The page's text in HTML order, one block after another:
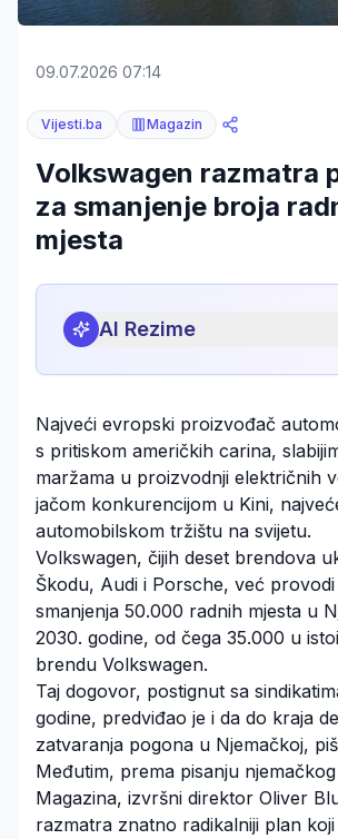
09.07.2026 07:14
Vijesti.ba Magazin
Volkswagen razmatra
za smanjenje broja
mjesta
AI Rezime
Najveći evropski proizvođač
s pritiskom američkih carina,
maržama u proizvodnji električnih
jačom konkurencijom u Kini,
automobilskom tržištu na svijetu.
Volkswagen, čijih deset brendova
Škodu, Audi i Porsche, već
smanjenja 50.000 radnih mjesta u
2030. godine, od čega 35.000 u
brendu Volkswagen.
Taj dogovor, postignut sa
godine, predviđao je i da do kraja
zatvaranja pogona u Njemačkoj,
Međutim, prema pisanju
Magazina, izvršni direktor Oliver
razmatra znatno radikalniji plan